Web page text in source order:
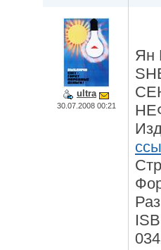
ultra
30.07.2008 00:21
Ян